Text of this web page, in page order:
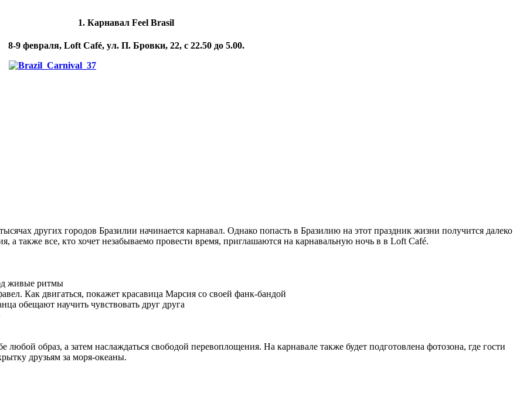
1. Карнавал Feel Brasil
8-9 февраля, Loft Café, ул. П. Бровки, 22, с 22.50 до 5.00.
других городов Бразилии начинается карнавал. Однако попасть в Бразилию на этот праздник жизни получится далеко
а также все, кто хочет незабываемо провести время, приглашаются на карнавальную ночь в в Loft Café.
живые ритмы
Как двигаться, покажет красавица Марсия со своей фанк-бандой
обещают научить чувствовать друг друга
образ, а затем наслаждаться свободой перевоплощения. На карнавале также будет подготовлена фотозона, где гости
друзьям за моря-океаны.